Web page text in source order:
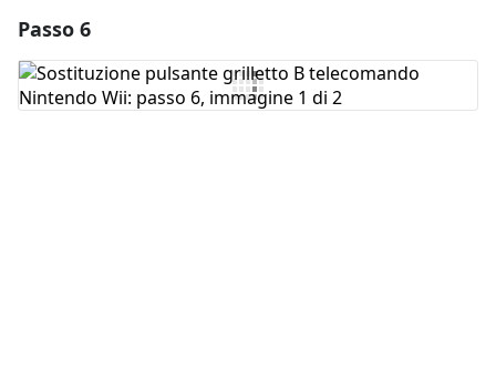
Aggiungi Commento
Passo 6